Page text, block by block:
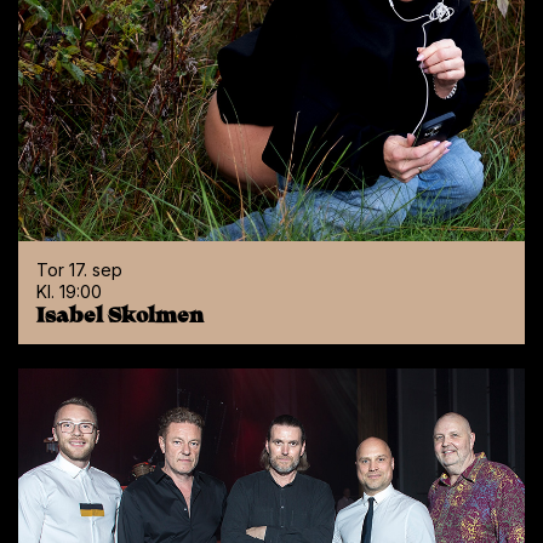
Se i google maps
Billetter:33 06 77 20
Følg oss:
Instagram
Facebook
YouTube
Gå direkte til:
Program
Gavekort
Personvernerklæring
Tor 17. sep
Kl. 19:00
Isabel Skolmen
Strengt
nødvendig
Analyse Markedsføring
Funksjonalitet Ugradert
VIS DETALJER
Cookie-policy